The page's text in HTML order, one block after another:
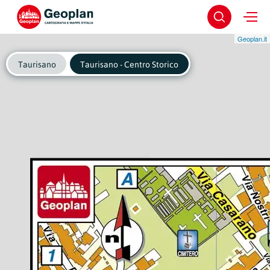
Geoplan.it
Taurisano Taurisano - Centro Storico